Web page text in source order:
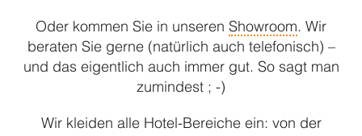
Scrubs
Sonderproduktionen
Oder kommen Sie in unseren Showroom. Wir
beraten Sie gerne (natürlich auch telefonisch) –
und das eigentlich auch immer gut. So sagt man
zumindest ; -)
Wir kleiden alle Hotel-Bereiche ein: von der